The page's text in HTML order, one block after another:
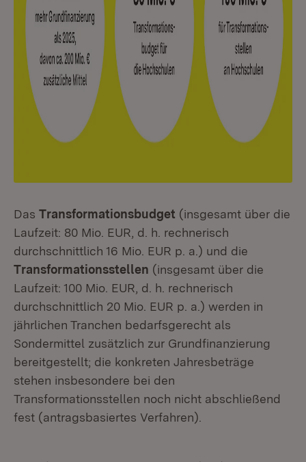
Das Transformationsbudget (insgesamt über die
Laufzeit: 80 Mio. EUR, d. h. rechnerisch
durchschnittlich 16 Mio. EUR p. a.) und die
Transformationsstellen (insgesamt über die
Laufzeit: 100 Mio. EUR, d. h. rechnerisch
durchschnittlich 20 Mio. EUR p. a.) werden in
jährlichen Tranchen bedarfsgerecht als
Sondermittel zusätzlich zur Grundfinanzierung
bereitgestellt; die konkreten Jahresbeträge
stehen insbesondere bei den
Transformationsstellen noch nicht abschließend
fest (antragsbasiertes Verfahren).